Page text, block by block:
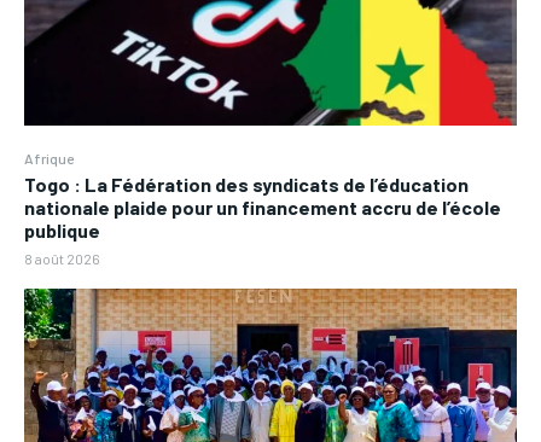
Afrique
Togo : La Fédération des syndicats de l’éducation
nationale plaide pour un financement accru de l’école
publique
8 août 2026